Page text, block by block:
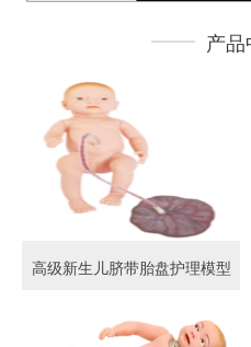
产品
高级新生儿脐带胎盘护理模型